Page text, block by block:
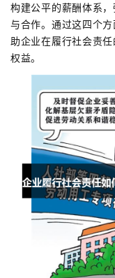
构建公平的薪酬体系
与合作。通过这四个
助企业在履行社会责
权益。